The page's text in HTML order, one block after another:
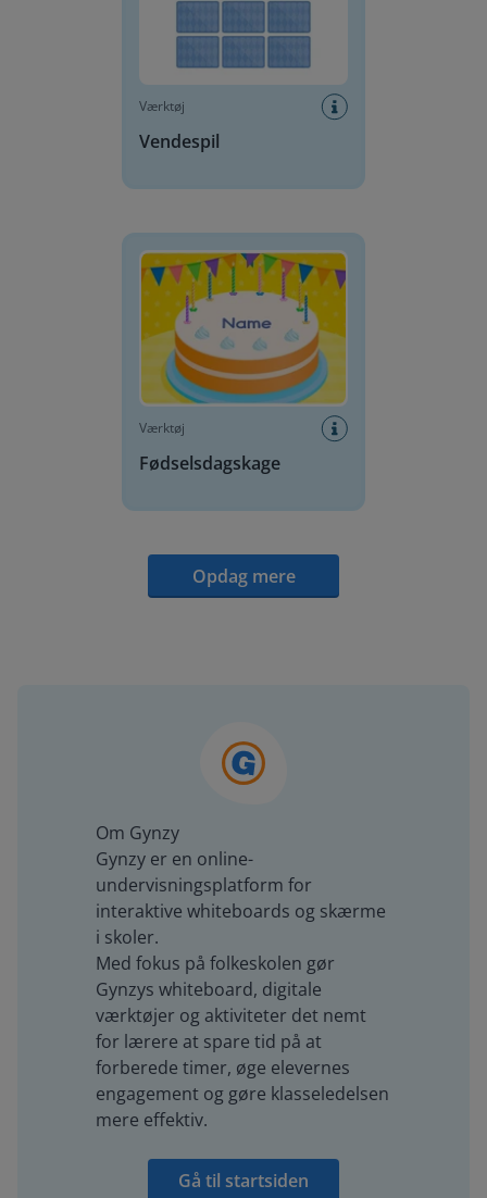
Værktøj
Vendespil
Værktøj
Fødselsdagskage
Opdag mere
Om Gynzy
Gynzy er en online-
undervisningsplatform for
interaktive whiteboards og skærme
i skoler.
Med fokus på folkeskolen gør
Gynzys whiteboard, digitale
værktøjer og aktiviteter det nemt
for lærere at spare tid på at
forberede timer, øge elevernes
engagement og gøre klasseledelsen
mere effektiv.
Gå til startsiden